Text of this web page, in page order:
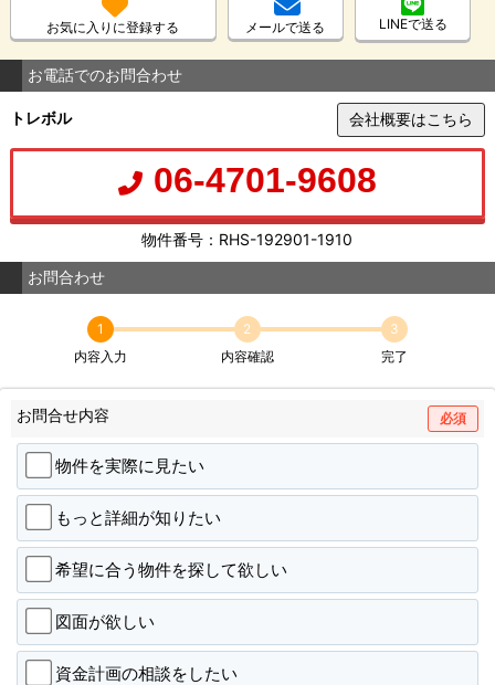
お気に入りに登録する メールで送る LINEで送る
お電話でのお問合わせ
トレボル 会社概要はこちら
06-4701-9608
物件番号：RHS-192901-1910
お問合わせ
1
内容入力
2
内容確認
3
完了
お問合せ内容 必須
物件を実際に見たい
もっと詳細が知りたい
希望に合う物件を探して欲しい
図面が欲しい
資金計画の相談をしたい